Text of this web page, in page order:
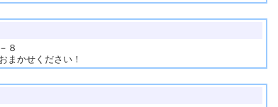
８
まかせください！